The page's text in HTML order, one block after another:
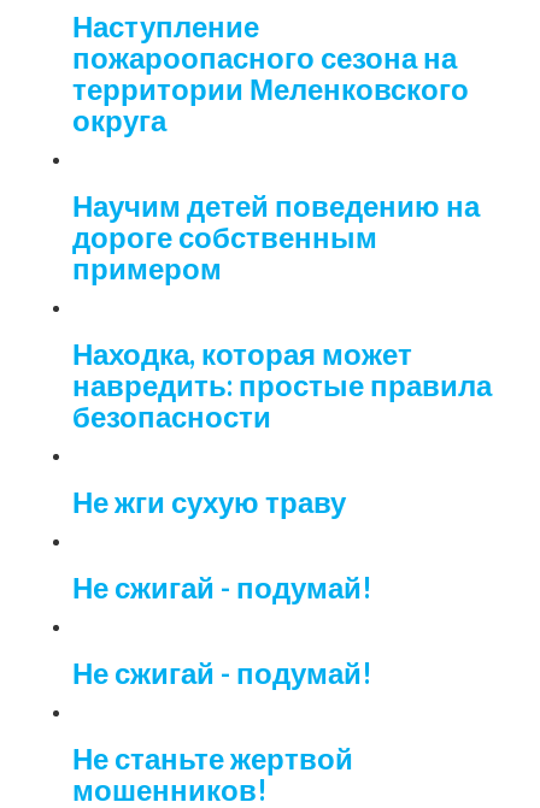
Наступление
пожароопасного сезона на
территории Меленковского
округа
Научим детей поведению на
дороге собственным
примером
Находка, которая может
навредить: простые правила
безопасности
Не жги сухую траву
Не сжигай - подумай!
Не сжигай - подумай!
Не станьте жертвой
мошенников!